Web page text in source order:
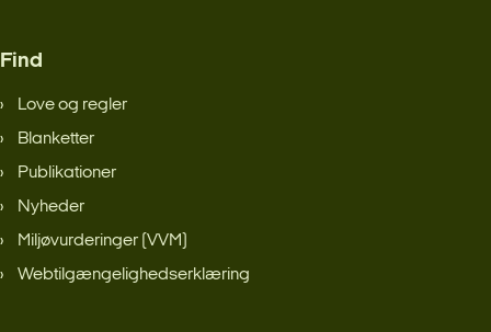
Find
Love og regler
Blanketter
Publikationer
Nyheder
Miljøvurderinger (VVM)
Webtilgængelighedserklæring